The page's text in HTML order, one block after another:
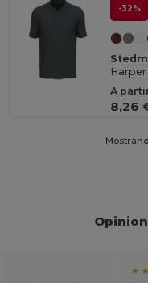
-32%
A
8,26
★